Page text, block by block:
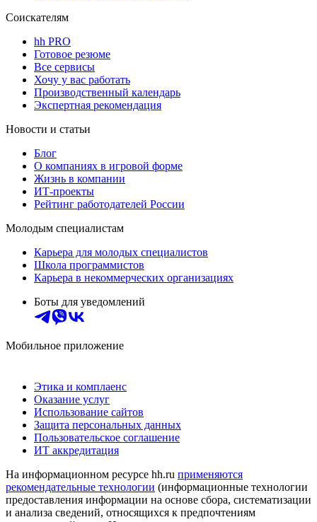
Соискателям
hh PRO
Готовое резюме
Все сервисы
Хочу у вас работать
Производственный календарь
Экспертная рекомендация
Новости и статьи
Блог
О компаниях в игровой форме
Жизнь в компании
ИТ-проекты
Рейтинг работодателей России
Молодым специалистам
Карьера для молодых специалистов
Школа программистов
Карьера в некоммерческих организациях
Боты для уведомлений
Мобильное приложение
Этика и комплаенс
Оказание услуг
Использование сайтов
Защита персональных данных
Пользовательское соглашение
ИТ аккредитация
На информационном ресурсе hh.ru применяются
рекомендательные технологии (информационные технологии
предоставления информации на основе сбора, систематизации
и анализа сведений, относящихся к предпочтениям